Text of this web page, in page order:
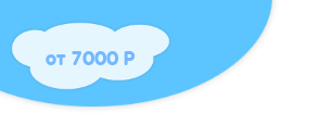
от 7000 Р